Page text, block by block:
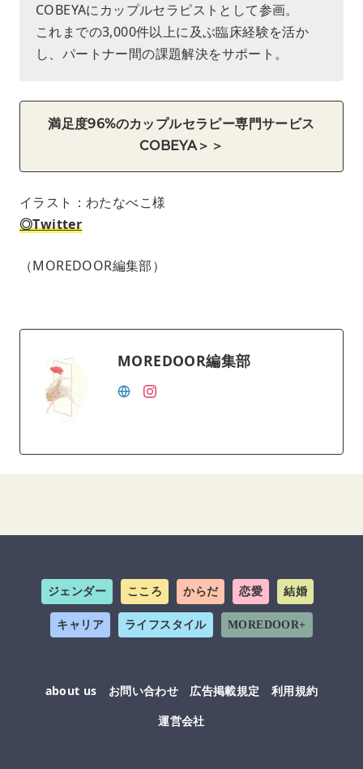
COBEYAにカップルセラピストとして参画。
これまでの3,000件以上に及ぶ臨床経験を活か
し、パートナー間の課題解決をサポート。
満足度96%のカップルセラピー専門サービス
COBEYA＞＞
イラスト：わたなべこ様
◎Twitter
（MOREDOOR編集部）
MOREDOOR編集部
ジェンダー こころ からだ 恋愛 結婚
キャリア ライフスタイル MOREDOOR+
about us お問い合わせ 広告掲載規定
利用規約
運営会社